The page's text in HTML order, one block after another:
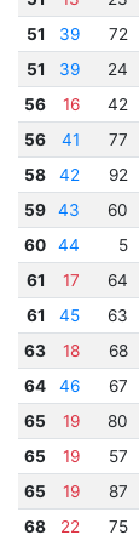
51
39 72
51
39 24
56
16 42
56
41 77
58
42 92
59
43 60
60
44 5
61
17 64
61
45 63
63
18 68
64
46 67
65
19 80
65
19 57
65
19 87
68
22 75